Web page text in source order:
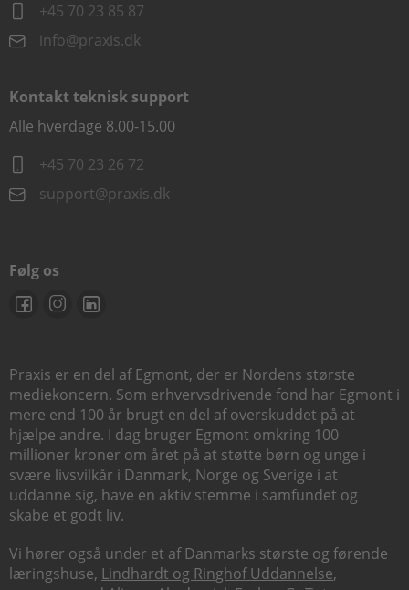
+45 70 23 85 87
info@praxis.dk
Kontakt teknisk support
Alle hverdage 8.00-15.00
+45 70 23 26 72
support@praxis.dk
Følg os
Praxis er en del af Egmont, der er Nordens største
mediekoncern. Som erhvervsdrivende fond har Egmont i
mere end 100 år brugt en del af overskuddet på at
hjælpe andre. I dag bruger Egmont omkring 100
millioner kroner om året på at støtte børn og unge i
svære livsvilkår i Danmark, Norge og Sverige i at
uddanne sig, have en aktiv stemme i samfundet og
skabe et godt liv.
Vi hører også under et af Danmarks største og førende
læringshuse, Lindhardt og Ringhof Uddannelse,